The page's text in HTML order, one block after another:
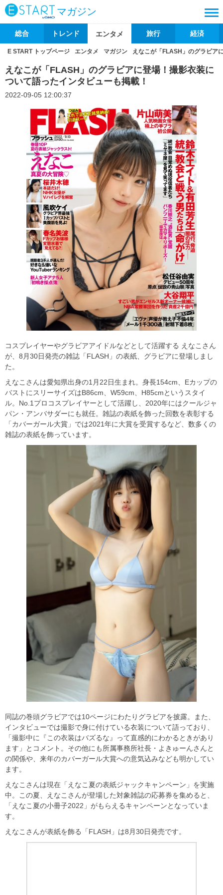
マガジン
総合 トレンド エンタメ 旅行 経済
E START トップページ エンタメ マガジン えなこが「FLASH」のグラビア
えなこが「FLASH」のグラビアに登場！撮影衣装に
ついて語ったインタビューも掲載！
2022-09-05 12:00:37
コスプレイヤーやグラビアアイドルなどとして活躍する えなこさん
が、8月30日発売の雑誌「FLASH」の表紙、グラビアに登場しまし
た。
えなこさんは愛知県出身の1月22日生まれ。身長154cm、Eカップの
バストにスリーサイズはB86cm、W59cm、H85cmというスタイ
ル。No.1プロコスプレイヤーとして活躍し、2020年にはクールジャ
パン・アンバサダーにも就任。雑誌の表紙を飾った回数を表彰する
「カバーガール大賞」では2021年に大賞を受賞するなど、数多くの
雑誌の表紙を飾っています。
同誌の巻頭グラビアでは10ページにわたりグラビアを披露。また、
インタビューでは撮影で身に付けている衣装について語っており、
「撮影中に『この衣装はバズるな』って直感的にわかるときがあり
ます」とコメント。その他にも所属事務所社長・よきゅーんさんと
の関係や、来年のカバーガール大賞への意気込みなども明かしてい
ます。
えなこさんは現在「えなこ夏の表紙ジャックキャンペーン」を実施
中。この夏、えなこさんが登場した対象雑誌の応募券を集めると、
「えなこ夏の小冊子2022」がもらえるキャンペーンとなっていま
す。
えなこさんが表紙を飾る「FLASH」は8月30日発売です。